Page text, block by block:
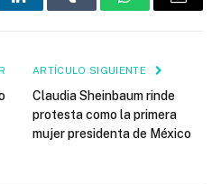
LinkedInTumblr WhatsAppEmail
ARTÍCULO SIGUIENTE
Claudia Sheinbaum rinde
protesta como la primera
mujer presidenta de México